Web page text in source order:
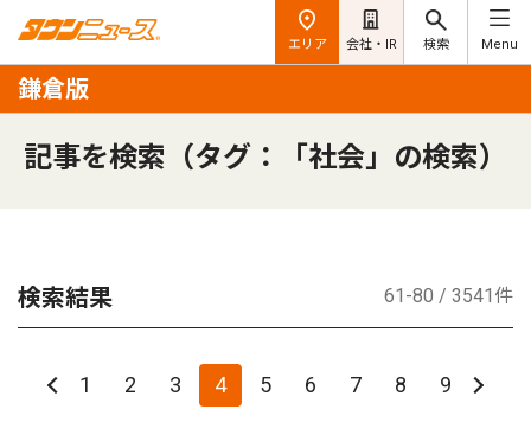
エリア 会社・IR 検索 Menu
鎌倉版
記事を検索（タグ：「社会」の検索）
検索結果 61-80 / 3541件
1 2 3 4 5 6 7 8 9